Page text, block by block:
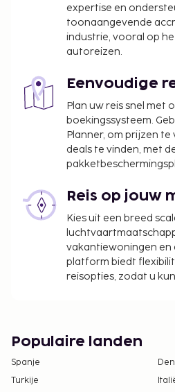
expertise en
toonaangevende
industrie, vooral op
autoreizen.
Eenvoudige
Plan uw reis snel met
boekingssysteem.
Planner, om prijzen
deals te vinden, met
Reis op jouw
Kies uit een breed
vakantiewoningen en
platform biedt
reisopties, zodat u
Populaire landen
Spanje
Turkije